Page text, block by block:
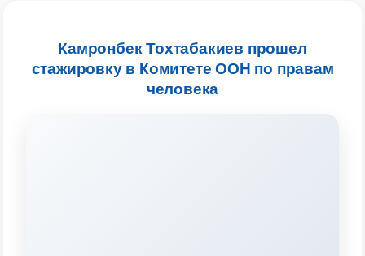
Камронбек Тохтабакиев прошел
стажировку в Комитете ООН по правам
человека
Оставляйте здесь свои обращения по
вопросам приёма.